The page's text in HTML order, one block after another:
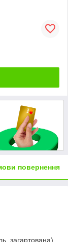
повернення
загартована).